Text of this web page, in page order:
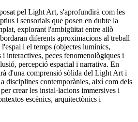
pel Light Art, s'aprofundirà com les
i sensorials que posen en dubte la
explorant l'ambigüitat entre allò
diferents aproximacions al treball
i el temps (objectes lumínics,
i interactives, peces fenomenològiques i
percepció espacial i narrativa. En
d'una comprensió sòlida del Light Art i
disciplines contemporànies, així com dels
crear les instal·lacions immersives i
escènics, arquitectònics i